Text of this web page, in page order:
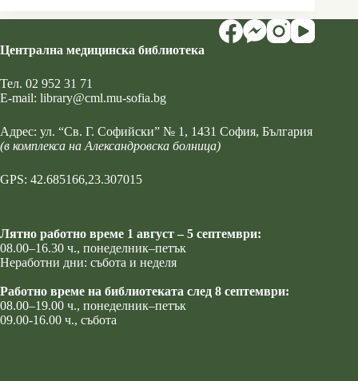
Централна медицинска библиотека
Тел. 02 952 31 71
Е-mail: library@cml.mu-sofia.bg
Адрес: ул. “Св. Г. Софийски” № 1 , 1431 София, България
(в комплекса на Александровска болница)
GPS: 42.685166,23.307015
Лятно работно време 1 август – 5 септември:
08.00–16.30 ч., понеделник–петък
Неработни дни: събота и неделя
Работно време на библиотеката след 8 септември:
08.00–19.00 ч., понеделник–петък
09.00-16.00 ч., събота